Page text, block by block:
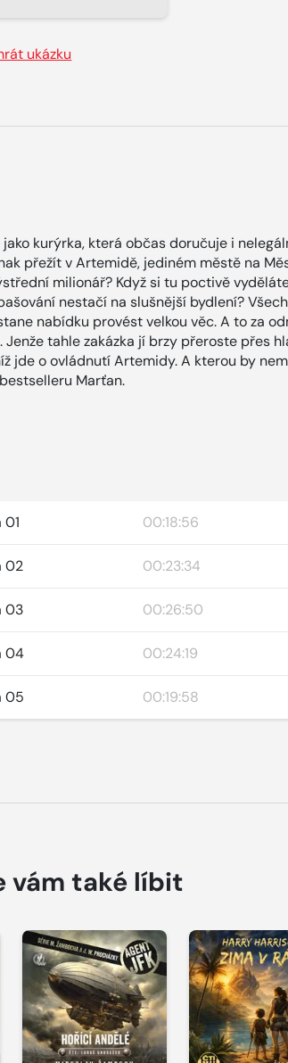
ukázku
kurýrka, která občas doručuje i
přežít v Artemidě, jediném městě na
milionář? Když si tu poctivě
nestačí na slušnější bydlení?
nabídku provést velkou věc. A to za
tahle zakázka jí brzy přeroste přes
jde o ovládnutí Artemidy. A kterou by
Marťan.
01 00:18:56
02 00:23:34
03 00:26:50
04 00:24:19
05 00:19:58
vám také líbit
Přehrát
ukázku
Přehrát
ukázku